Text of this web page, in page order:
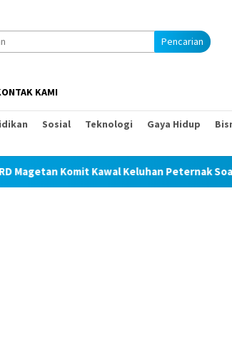
Pencarian
KAMI
Sosial Teknologi Gaya Hidup
Keluhan Peternak Soal Harga Pakan dan